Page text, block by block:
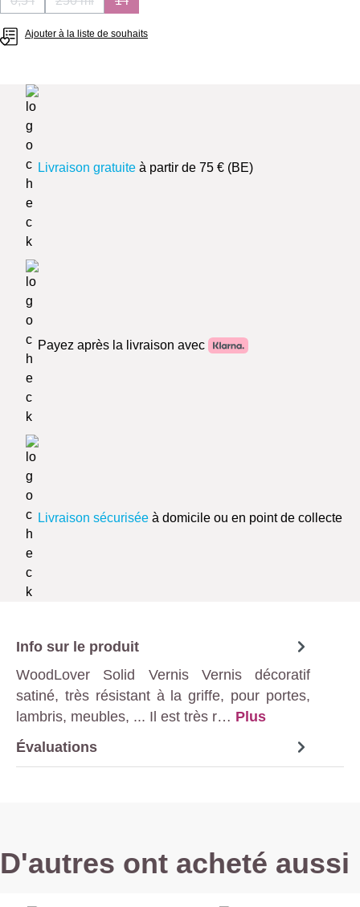
(Cette option n'est pas disponible pour le moment.)
(Cette option n'est pas disponible pour le moment.)
Ajouter à la liste de souhaits
Livraison gratuite à partir de 75 € (BE)
Payez après la livraison avec
Livraison sécurisée à domicile ou en point de collecte
Info sur le produit
WoodLover Solid Vernis Vernis décoratif
satiné, très résistant à la griffe, pour portes,
lambris, meubles, ... Il est très r… Plus
Évaluations
D'autres ont acheté aussi